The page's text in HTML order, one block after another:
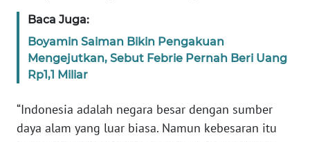
Baca Juga:
Boyamin Saiman Bikin Pengakuan
Mengejutkan, Sebut Febrie Pernah Beri Uang
Rp1,1 Miliar
“Indonesia adalah negara besar dengan sumber
daya alam yang luar biasa. Namun kebesaran itu
WN
KEPRI
WN
WN
PAPUA